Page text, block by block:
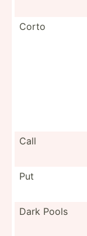
Corto
Call
Put
Dark Pools